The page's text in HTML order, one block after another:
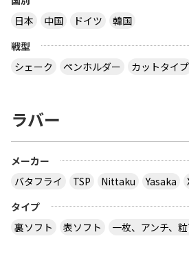
日本
中国 ドイツ
韓国
戦型
シェーク
ペンホルダー カットタイプ
ラバー
メーカー
バタフライ
TSP Nittaku Yasaka
タイプ
裏ソフト
表ソフト 一枚、アンチ、